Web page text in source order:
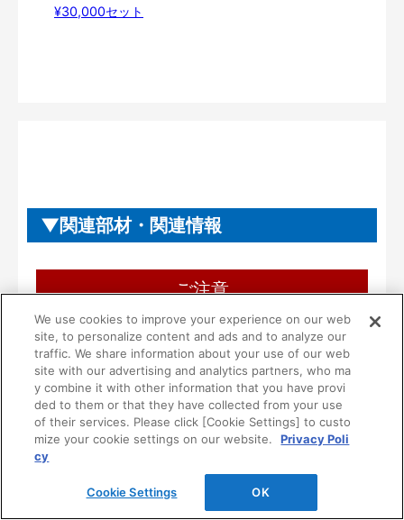
¥30,000セット
関連部材・関連情報
ご注意
ご使用にあたり、ご注意・ご理解いただき
たいこと
■本製品は一般住宅用として設計されています。
病院等の不特定多数の方が使用される場所には使
用しないでください。
■一般家庭用品を収納する製品です。ただし、次の
ような危険な物は収納しないでください。
１）油やシンナーなどの可燃物や薬品
We use cookies to improve your experience on our web
site, to personalize content and ads and to analyze our
traffic. We share information about your use of our web
site with our advertising and analytics partners, who ma
y combine it with other information that you have provi
ded to them or that they have collected from your use
of their services. Please click [Cookie Settings] to custo
mize your cookie settings on our website.
Privacy Poli
cy
Cookie Settings OK